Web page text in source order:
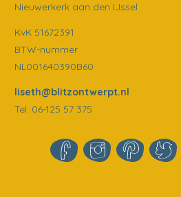
Nieuwerkerk aan den IJssel
KvK 51672391
BTW-nummer
NL001640390B60
liseth@blitzontwerpt.nl
Tel. 06-125 57 375